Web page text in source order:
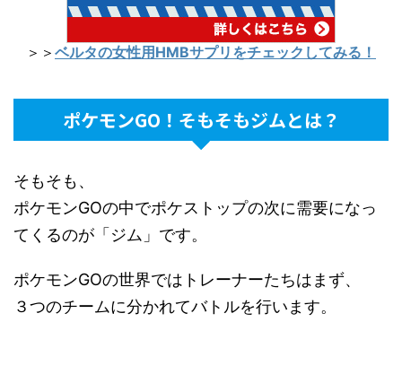
＞＞ ベルタの女性用HMBサプリをチェックしてみる！
ポケモンGO！そもそもジムとは？
そもそも、
ポケモンGOの中でポケストップの次に需要になっ
てくるのが「ジム」です。
ポケモンGOの世界ではトレーナーたちはまず、
３つのチームに分かれてバトルを行います。